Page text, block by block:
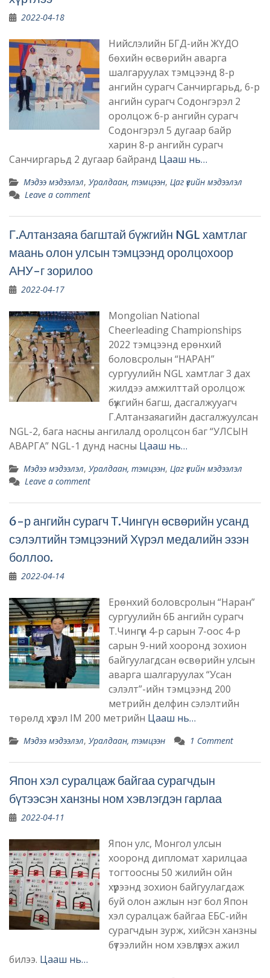
2022-04-18
Нийслэлийн БГД-ийн ЖҮДО
бөхийн өсвөрийн аварга
шалгаруулах тэмцээнд 8-р
ангийн сурагч Санчиргарьд, 6-р
ангийн сурагч Содонгэрэл 2
оролцож 6-р ангийн сурагч
Содонгэрэл 5 дугаар байр
харин 8-р ангийн сурагч
Санчиргарьд 2 дугаар байранд Цааш нь…
Мэдээ мэдээлэл, Уралдаан, тэмцээн, Цаг үеийн мэдээлэл
Leave a comment
Г.Алтанзаяа багштай бүжгийн NGL хамтлаг
маань олон улсын тэмцээнд оролцохоор
АНУ-г зорилоо
2022-04-17
Mongolian National
Cheerleading Championships
2022 тэмцээнд ерөнхий
боловсролын “НАРАН”
сургуулийн NGL хамтлаг 3 дах
жилдээ амжилттай оролцож
бүжгийн багш, дасгалжууагч
Г.Алтанзаяагийн дасгалжуулсан
NGL-2, бага насны ангилалд оролцсон баг “УЛСЫН
АВАРГА” NGL-1 дунд насны Цааш нь…
Мэдээ мэдээлэл, Уралдаан, тэмцээн, Цаг үеийн мэдээлэл
Leave a comment
6-р ангийн сурагч Т.Чингүн өсвөрийн усанд
сэлэлтийн тэмцээний Хүрэл медалийн эзэн
боллоо.
2022-04-14
Ерөнхий боловсролын “Наран”
сургуулийн 6Б ангийн сурагч
Т.Чингүн 4-р сарын 7-оос 4-р
сарын 9-ний хооронд зохион
байгуулагдсан өсвөрийн улсын
аварга шалгаруулах “Усан
сэлэлт”-ийн тэмцээнд 200
метрийн делфин сэлэлтийн
төрөлд хүрэл IM 200 метрийн Цааш нь…
Мэдээ мэдээлэл, Уралдаан, тэмцээн 1 Comment
Япон хэл суралцаж байгаа сурагчдын
бүтээсэн ханзны ном хэвлэгдэн гарлаа
2022-04-11
Япон улс, Монгол улсын
хооронд дипломат харилцаа
тогтоосны 50 жилийн ойн
хүрээнд зохион байгуулагдаж
буй олон ажлын нэг бол Япон
хэл суралцаж байгаа ЕБС-ийн
сурагчдын зурж, хийсэн ханзны
бүтээлийн ном хэвлүүлэх ажил
билээ. Цааш нь…